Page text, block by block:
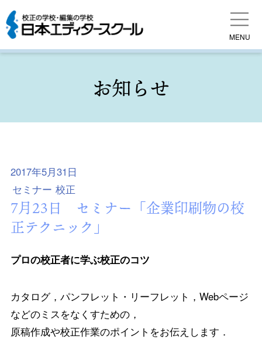
MENU
お知らせ
2017年5月31日
セミナー 校正
7月23日 セミナー「企業印刷物の校
正テクニック」
プロの校正者に学ぶ校正のコツ
カタログ，パンフレット・リーフレット，Webページ
などのミスをなくすための，
原稿作成や校正作業のポイントをお伝えします．